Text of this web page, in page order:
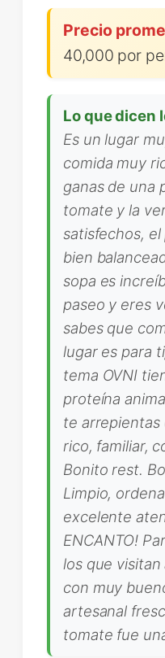
Precio
40,000 por
Lo que dicen
Es un lugar
comida muy
ganas de una
tomate y la
satisfechos,
bien
sopa es
paseo y eres
sabes que
lugar es para
tema OVNI
proteína
te arrepientas
rico, familiar,
Bonito rest.
Limpio,
excelente
ENCANTO!
los que visitan
con muy
artesanal
tomate fue